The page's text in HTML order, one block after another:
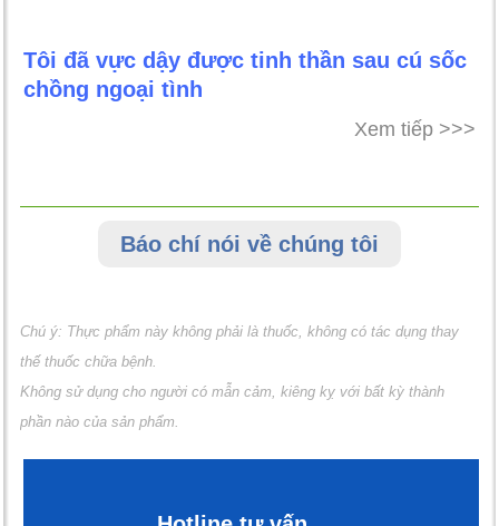
Tôi đã vực dậy được tinh thần sau cú sốc
chồng ngoại tình
Xem tiếp >>>
Báo chí nói về chúng tôi
Chú ý: Thực phẩm này không phải là thuốc, không có tác dụng thay
thế thuốc chữa bệnh.
Không sử dụng cho người có mẫn cảm, kiêng kỵ với bất kỳ thành
phần nào của sản phẩm.